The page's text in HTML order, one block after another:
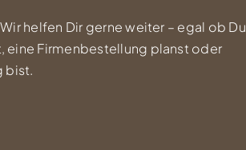
helfen Dir gerne weiter – egal ob Du
eine Firmenbestellung planst oder
bist.